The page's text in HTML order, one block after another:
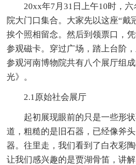
20xx年7月31日上午10时，六
院大门口集合。大家先以这座“戴
挨个照相留念。然后到领票口，
参观磁卡。穿过广场，踏上台阶
参观河南博物院共有八个展厅组
光》。
2.1原始社会展厅
起初展现眼前的只是一些形状
道，粗糙的是旧石器，已经像斧
器。往里走，我们看到了白衣彩
让我们感兴趣的是贾湖骨笛，讲